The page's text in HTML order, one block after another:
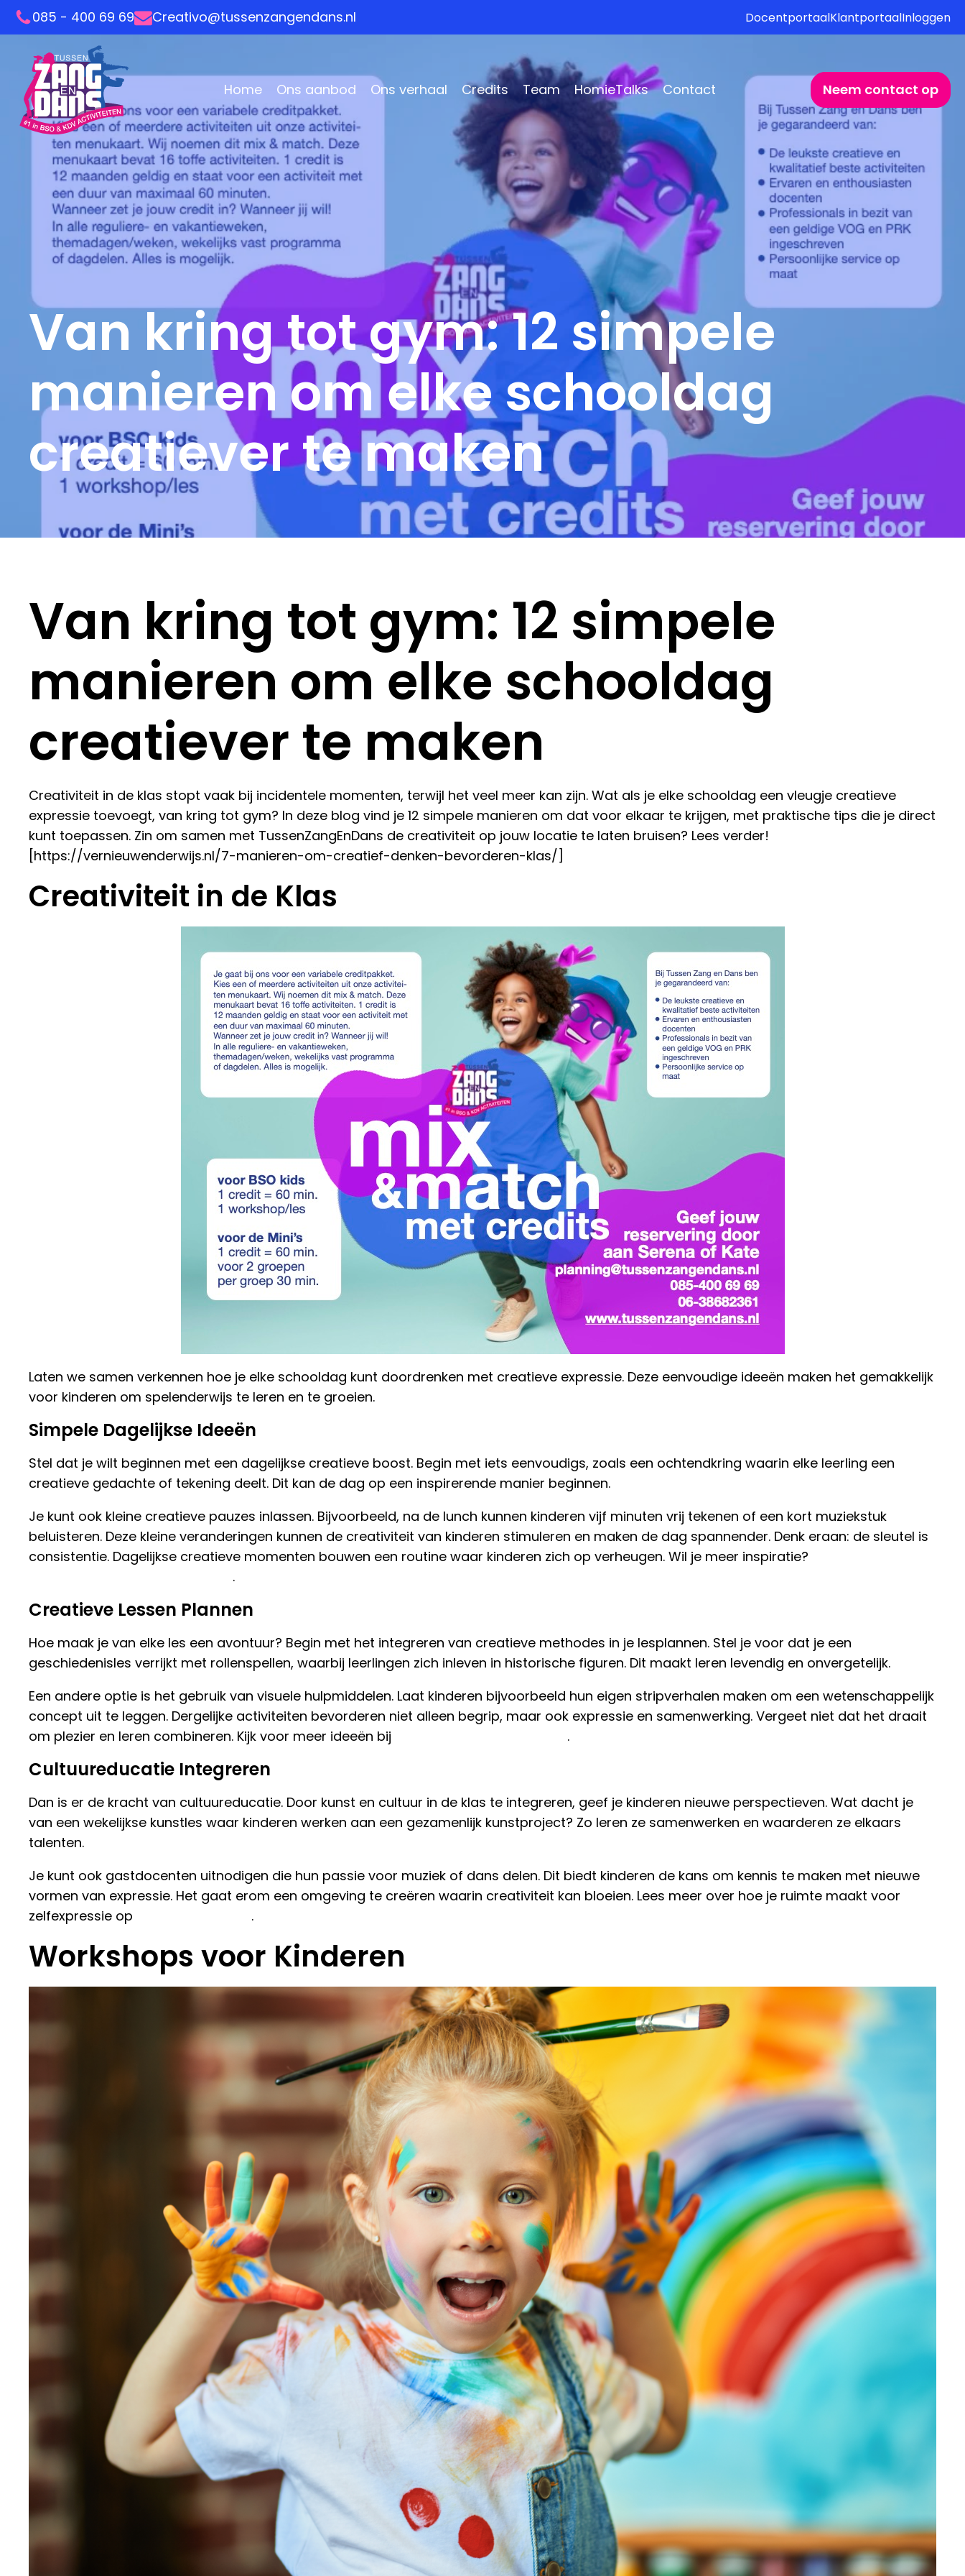
085 - 400 69 69 Creativo@tussenzangendans.nl DocentportaalKlantportaalInloggen
Home Ons aanbod Ons verhaal Credits Team HomieTalks Contact Neem contact op
Van kring tot gym: 12 simpele
manieren om elke schooldag
creatiever te maken
Van kring tot gym: 12 simpele
manieren om elke schooldag
creatiever te maken
Creativiteit in de klas stopt vaak bij incidentele momenten, terwijl het veel meer kan zijn. Wat als je elke schooldag een vleugje creatieve
expressie toevoegt, van kring tot gym? In deze blog vind je 12 simpele manieren om dat voor elkaar te krijgen, met praktische tips die je direct
kunt toepassen. Zin om samen met TussenZangEnDans de creativiteit op jouw locatie te laten bruisen? Lees verder!
[https://vernieuwenderwijs.nl/7-manieren-om-creatief-denken-bevorderen-klas/]
Creativiteit in de Klas
Laten we samen verkennen hoe je elke schooldag kunt doordrenken met creatieve expressie. Deze eenvoudige ideeën maken het gemakkelijk
voor kinderen om spelenderwijs te leren en te groeien.
Simpele Dagelijkse Ideeën
Stel dat je wilt beginnen met een dagelijkse creatieve boost. Begin met iets eenvoudigs, zoals een ochtendkring waarin elke leerling een
creatieve gedachte of tekening deelt. Dit kan de dag op een inspirerende manier beginnen.
Je kunt ook kleine creatieve pauzes inlassen. Bijvoorbeeld, na de lunch kunnen kinderen vijf minuten vrij tekenen of een kort muziekstuk
beluisteren. Deze kleine veranderingen kunnen de creativiteit van kinderen stimuleren en maken de dag spannender. Denk eraan: de sleutel is
consistentie. Dagelijkse creatieve momenten bouwen een routine waar kinderen zich op verheugen. Wil je meer inspiratie?
.
Creatieve Lessen Plannen
Hoe maak je van elke les een avontuur? Begin met het integreren van creatieve methodes in je lesplannen. Stel je voor dat je een
geschiedenisles verrijkt met rollenspellen, waarbij leerlingen zich inleven in historische figuren. Dit maakt leren levendig en onvergetelijk.
Een andere optie is het gebruik van visuele hulpmiddelen. Laat kinderen bijvoorbeeld hun eigen stripverhalen maken om een wetenschappelijk
concept uit te leggen. Dergelijke activiteiten bevorderen niet alleen begrip, maar ook expressie en samenwerking. Vergeet niet dat het draait
om plezier en leren combineren. Kijk voor meer ideeën bij
.
Cultuureducatie Integreren
Dan is er de kracht van cultuureducatie. Door kunst en cultuur in de klas te integreren, geef je kinderen nieuwe perspectieven. Wat dacht je
van een wekelijkse kunstles waar kinderen werken aan een gezamenlijk kunstproject? Zo leren ze samenwerken en waarderen ze elkaars
talenten.
Je kunt ook gastdocenten uitnodigen die hun passie voor muziek of dans delen. Dit biedt kinderen de kans om kennis te maken met nieuwe
vormen van expressie. Het gaat erom een omgeving te creëren waarin creativiteit kan bloeien. Lees meer over hoe je ruimte maakt voor
zelfexpressie op
.
Workshops voor Kinderen